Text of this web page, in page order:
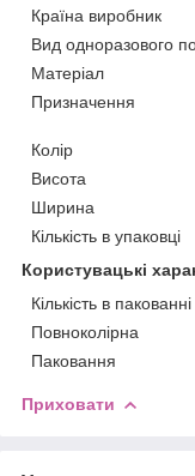
Країна виробник
Вид одноразового
Матеріал
Призначення
Колір
Висота
Ширина
Кількість в упаковці
Користувацькі
Кількість в пакованні
Повноколірна
Паковання
Приховати